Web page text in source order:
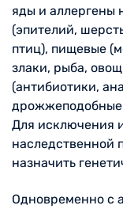
яды и аллергены
(эпителий,
птиц), пищевые
злаки, рыба,
(антибиотики,
дрожжеподобные
Для исключения
наследственной
назначить
Одновременно с